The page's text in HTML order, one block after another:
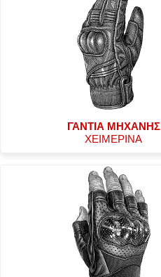
ΓΑΝΤΙΑ ΜΗΧΑΝΗΣ
ΧΕΙΜΕΡΙΝΑ